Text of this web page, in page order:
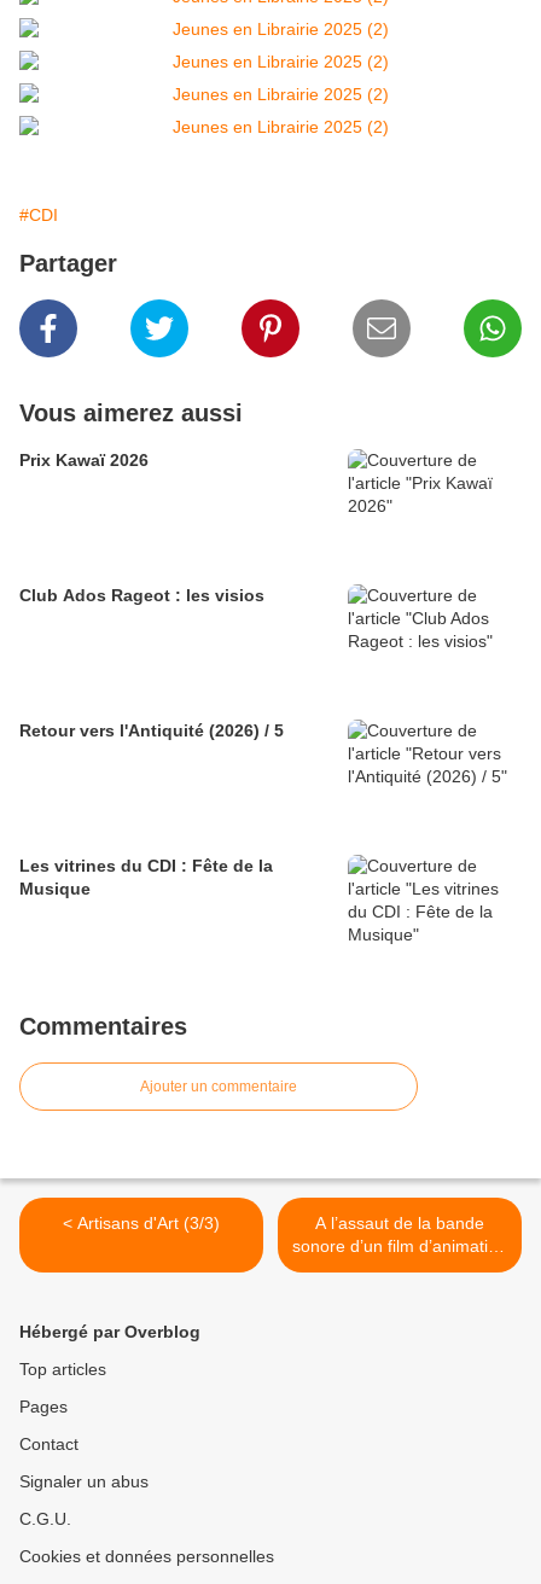
#CDI
Partager
Vous aimerez aussi
Prix Kawaï 2026
Club Ados Rageot : les visios
Retour vers l'Antiquité (2026) / 5
Les vitrines du CDI : Fête de la
Musique
Commentaires
Ajouter un commentaire
< Artisans d'Art (3/3)
A l’assaut de la bande
sonore d’un film d’animation
(3) >
Hébergé par Overblog
Top articles
Pages
Contact
Signaler un abus
C.G.U.
Cookies et données personnelles